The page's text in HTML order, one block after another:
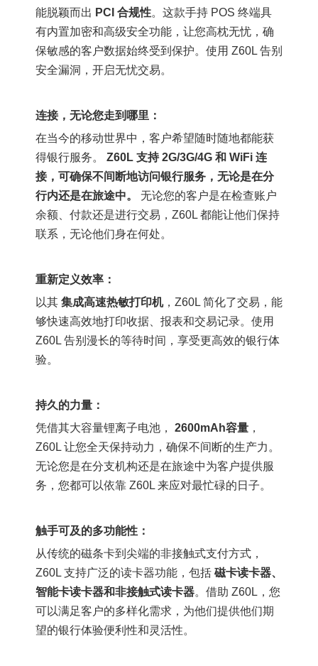
能脱颖而出 PCI 合规性。这款手持 POS 终端具
有内置加密和高级安全功能，让您高枕无忧，确
保敏感的客户数据始终受到保护。使用 Z60L 告别
安全漏洞，开启无忧交易。
连接，无论您走到哪里：
在当今的移动世界中，客户希望随时随地都能获
得银行服务。 Z60L 支持 2G/3G/4G 和 WiFi 连
接，可确保不间断地访问银行服务，无论是在分
行内还是在旅途中。
无论您的客户是在检查账户
余额、付款还是进行交易，Z60L 都能让他们保持
联系，无论他们身在何处。
重新定义效率：
以其 集成高速热敏打印机，Z60L 简化了交易，能
够快速高效地打印收据、报表和交易记录。使用
Z60L 告别漫长的等待时间，享受更高效的银行体
验。
持久的力量：
凭借其大容量锂离子电池， 2600mAh容量 ，
Z60L 让您全天保持动力，确保不间断的生产力。
无论您是在分支机构还是在旅途中为客户提供服
务，您都可以依靠 Z60L 来应对最忙碌的日子。
触手可及的多功能性：
从传统的磁条卡到尖端的非接触式支付方式，
Z60L 支持广泛的读卡器功能，包括 磁卡读卡器、
智能卡读卡器和非接触式读卡器。借助 Z60L，您
可以满足客户的多样化需求，为他们提供他们期
望的银行体验便利性和灵活性。